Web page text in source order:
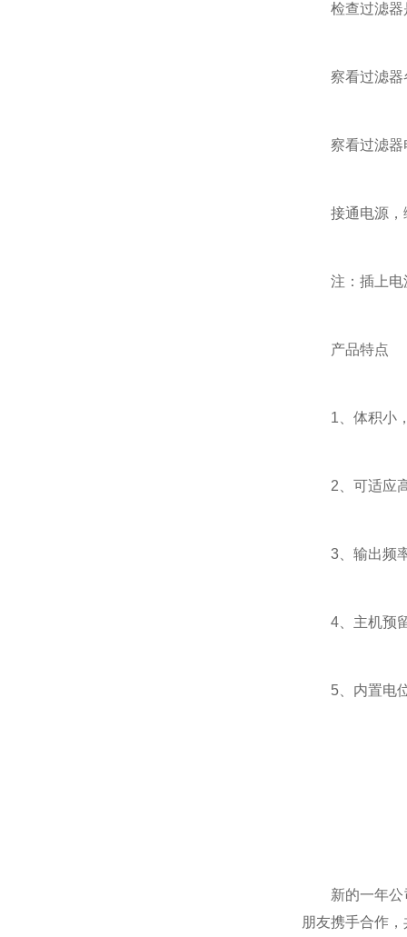
检查过滤器
察看过滤器
察看过滤器
接通电源，绿
注：插上电源
产品特点
1、体积小，
2、可适应高
3、输出频率
4、主机预留
5、内置电位
新的一年公司
朋友携手合作